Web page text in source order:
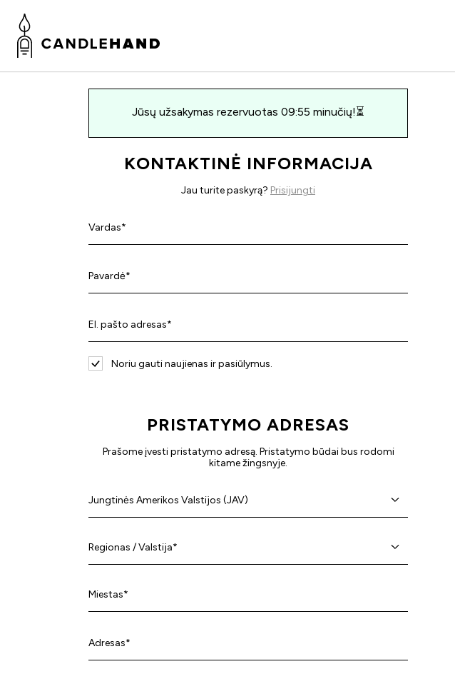
Jūsų užsakymas rezervuotas 09:55 minučių!⏳
KONTAKTINĖ INFORMACIJA
Jau turite paskyrą? Prisijungti
Vardas*
Pavardė*
El. pašto adresas*
Noriu gauti naujienas ir pasiūlymus.
PRISTATYMO ADRESAS
Prašome įvesti pristatymo adresą. Pristatymo būdai bus rodomi
kitame žingsnyje.
Miestas*
Adresas*